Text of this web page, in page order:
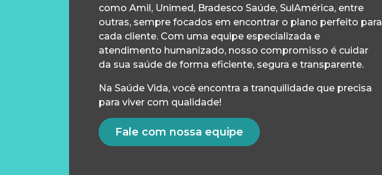
como Amil, Unimed, Bradesco Saúde, SulAmérica, entre
outras, sempre focados em encontrar o plano perfeito para
cada cliente. Com uma equipe especializada e
atendimento humanizado, nosso compromisso é cuidar
da sua saúde de forma eficiente, segura e transparente.
Na Saúde Vida, você encontra a tranquilidade que precisa
para viver com qualidade!
Fale com nossa equipe